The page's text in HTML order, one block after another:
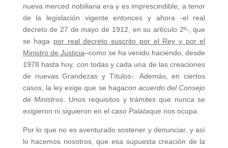
nueva merced nobiliaria era y es imprescindible, a tenor
de la legislación vigente entonces y ahora -el real
decreto de 27 de mayo de 1912, en su artículo 2º-, que
se haga por real decreto suscrito por el Rey y por el
Ministro de Justicia–como se ha venido haciendo, desde
1978 hasta hoy, con todas y cada una de las creaciones
de nuevas Grandezas y Títulos-. Además, en ciertos
casos, la ley exige que se hagacon acuerdo del Consejo
de Ministros . Unos requisitos y trámites que nunca se
exigieron ni siguieron en el caso Palataque nos ocupa.
Por lo que no es aventurado sostener y denunciar, y así
lo hacemos nosotros, que esa supuesta creación de la